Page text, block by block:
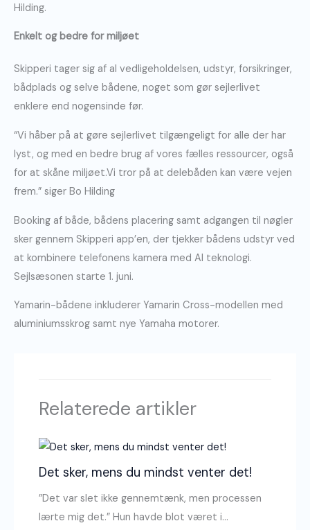
Hilding.
Enkelt og bedre for miljøet
Skipperi tager sig af al vedligeholdelsen, udstyr, forsikringer,
bådplads og selve bådene, noget som gør sejlerlivet
enklere end nogensinde før.
“Vi håber på at gøre sejlerlivet tilgængeligt for alle der har
lyst, og med en bedre brug af vores fælles ressourcer, også
for at skåne miljøet.Vi tror på at delebåden kan være vejen
frem.” siger Bo Hilding
Booking af både, bådens placering samt adgangen til nøgler
sker gennem Skipperi app’en, der tjekker bådens udstyr ved
at kombinere telefonens kamera med AI teknologi.
Sejlsæsonen starte 1. juni.
Yamarin-bådene inkluderer Yamarin Cross-modellen med
aluminiumsskrog samt nye Yamaha motorer.
Relaterede artikler
Det sker, mens du mindst venter det!
”Det var slet ikke gennemtænk, men processen
lærte mig det.” Hun havde blot været i…